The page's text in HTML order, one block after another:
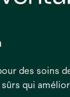
des soins
qui